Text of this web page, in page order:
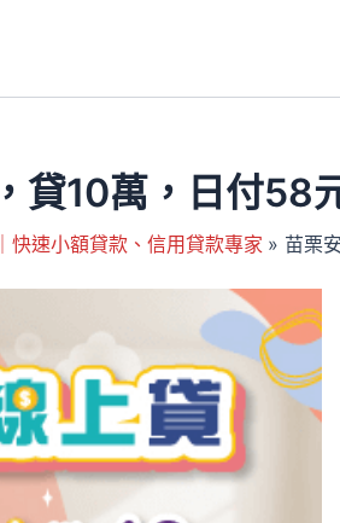
貸10萬，日付58
快速小額貸款、信用貸款專家 苗栗